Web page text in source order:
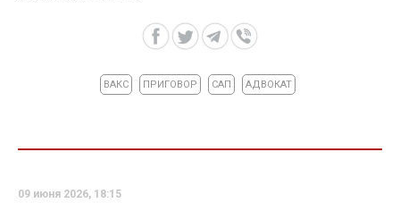
ВАКС ПРИГОВОР САП АДВОКАТ
09 июня 2026, 18:15